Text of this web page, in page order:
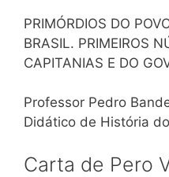
PRIMÓRDIOS DO
BRASIL. PRIMEIROS
CAPITANIAS E DO
Professor Pedro
Didático de História
Carta de Pero